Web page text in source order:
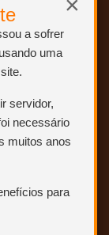
a sofrer
uma
servidor,
necessário
muitos anos
para
com